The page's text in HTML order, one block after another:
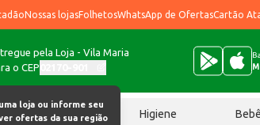
Nossas lojasFolhetosWhatsApp de OfertasCartão
pela Loja - Vila Maria
o CEP
loja ou informe seu
ver ofertas da sua região
Chocolates Higiene